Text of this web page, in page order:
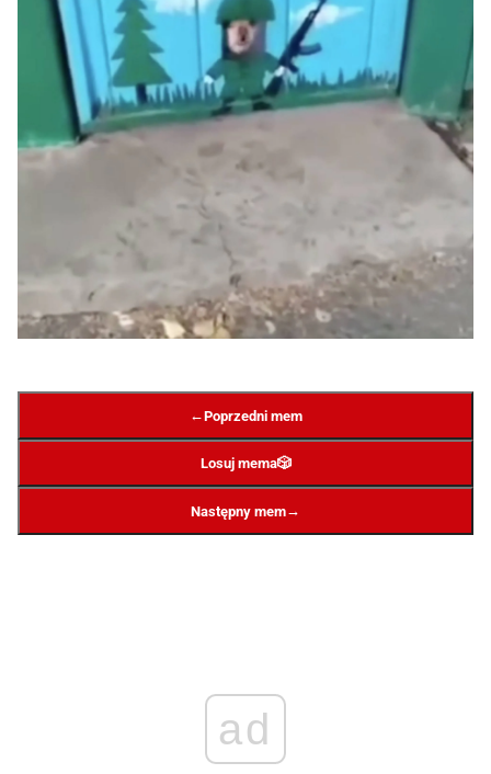
←Poprzedni mem
Losuj mema🎲
Następny mem→
ad